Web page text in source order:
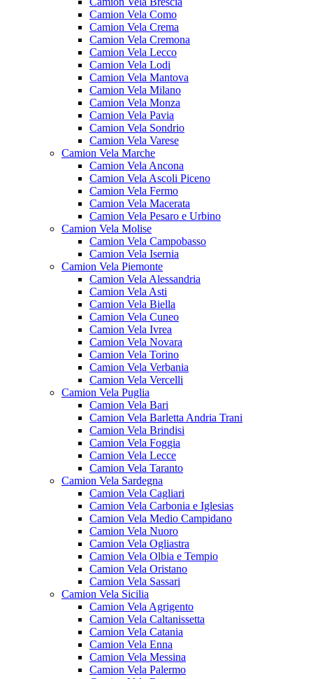
Camion Vela Como
Camion Vela Crema
Camion Vela Cremona
Camion Vela Lecco
Camion Vela Lodi
Camion Vela Mantova
Camion Vela Milano
Camion Vela Monza
Camion Vela Pavia
Camion Vela Sondrio
Camion Vela Varese
Camion Vela Marche
Camion Vela Ancona
Camion Vela Ascoli Piceno
Camion Vela Fermo
Camion Vela Macerata
Camion Vela Pesaro e Urbino
Camion Vela Molise
Camion Vela Campobasso
Camion Vela Isernia
Camion Vela Piemonte
Camion Vela Alessandria
Camion Vela Asti
Camion Vela Biella
Camion Vela Cuneo
Camion Vela Ivrea
Camion Vela Novara
Camion Vela Torino
Camion Vela Verbania
Camion Vela Vercelli
Camion Vela Puglia
Camion Vela Bari
Camion Vela Barletta Andria Trani
Camion Vela Brindisi
Camion Vela Foggia
Camion Vela Lecce
Camion Vela Taranto
Camion Vela Sardegna
Camion Vela Cagliari
Camion Vela Carbonia e Iglesias
Camion Vela Medio Campidano
Camion Vela Nuoro
Camion Vela Ogliastra
Camion Vela Olbia e Tempio
Camion Vela Oristano
Camion Vela Sassari
Camion Vela Sicilia
Camion Vela Agrigento
Camion Vela Caltanissetta
Camion Vela Catania
Camion Vela Enna
Camion Vela Messina
Camion Vela Palermo